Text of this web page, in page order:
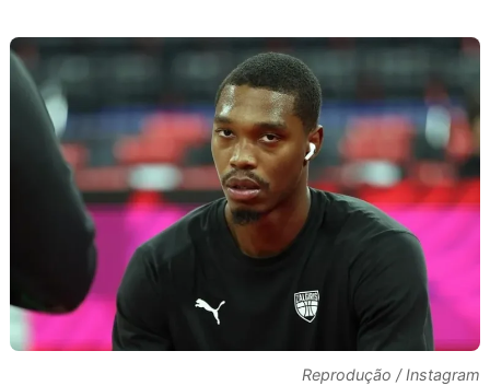
Reprodução / Instagram